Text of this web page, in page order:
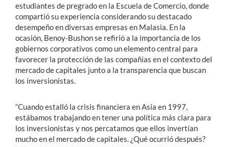
estudiantes de pregrado en la Escuela de Comercio, donde
compartió su experiencia considerando su destacado
desempeño en diversas empresas en Malasia. En la
ocasión, Benoy-Bushon se refirió a la importancia de los
gobiernos corporativos como un elemento central para
favorecer la protección de las compañías en el contexto del
mercado de capitales junto a la transparencia que buscan
los inversionistas.
“Cuando estalló la crisis financiera en Asia en 1997,
estábamos trabajando en tener una política más clara para
los inversionistas y nos percatamos que ellos invertían
mucho en el mercado de capitales. ¿Qué ocurrió después?